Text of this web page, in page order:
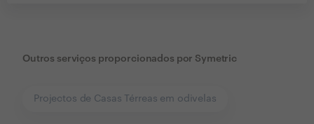
Outros serviços proporcionados por Symetric
Projectos de Casas Térreas em odivelas